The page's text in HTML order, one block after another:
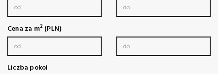
Cena za m2 (PLN)
Liczba pokoi